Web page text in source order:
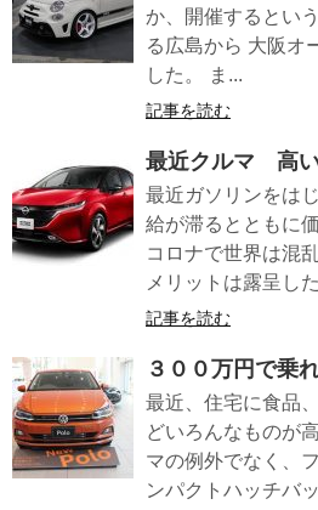
か、開催するとい
る広島から 大阪オ
した。 ま...
記事を読む
最近クルマ 高い
最近ガソリンをは
給が滞るとともに
コロナで世界は混
メリットは露呈し
記事を読む
３００万円で乗
最近、住宅に食品
どいろんなものが
マの例外でなく、
ンパクトハッチバ